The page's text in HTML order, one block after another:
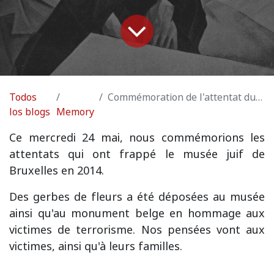
Todos
los blogs Memory
Commémoration de l'attentat du 24 mai 2014 au musée juif
Ce mercredi 24 mai, nous commémorions les
attentats qui ont frappé le musée juif de
Bruxelles en 2014.
Des gerbes de fleurs a été déposées au musée
ainsi qu'au monument belge en hommage aux
victimes de terrorisme. Nos pensées vont aux
victimes, ainsi qu'à leurs familles.